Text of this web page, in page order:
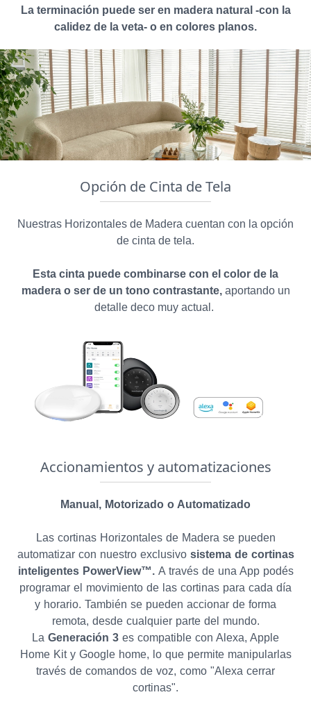
La terminación puede ser en madera natural -con la
calidez de la veta- o en colores planos.
Opción de Cinta de Tela
Nuestras Horizontales de Madera cuentan con la opción
de cinta de tela.
Esta cinta puede combinarse con el color de la
madera o ser de un tono contrastante,aportando un
detalle deco muy actual.
Accionamientos y automatizaciones
Manual, Motorizado o Automatizado
Las cortinas Horizontales de Madera se pueden
automatizar con nuestro exclusivo sistema de cortinas
inteligentes PowerView™. A través de una App podés
programar el movimiento de las cortinas para cada día
y horario. También se pueden accionar de forma
remota, desde cualquier parte del mundo.
La Generación 3 es compatible con Alexa, Apple
Home Kit y Google home, lo que permite manipularlas
través de comandos de voz, como "Alexa cerrar
cortinas".